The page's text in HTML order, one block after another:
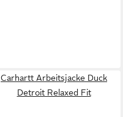
Carhartt Arbeitsjacke Duck
Detroit Relaxed Fit